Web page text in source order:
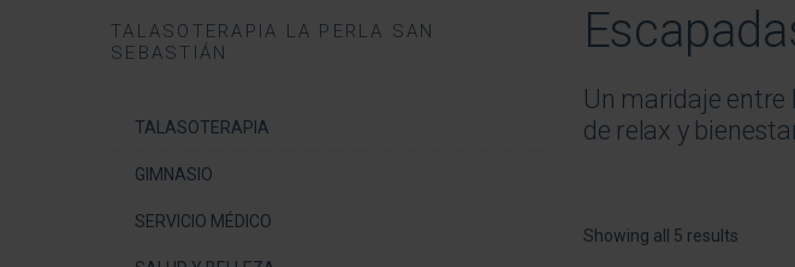
Un maridaje
de relax y
Showing all 5 resultsSorted
TALASOTERAPIA LA PERLA SAN
SEBASTIÁN
TALASOTERAPIA
GIMNASIO
SERVICIO MÉDICO